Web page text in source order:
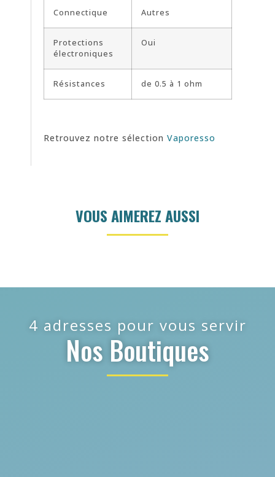
Connectique Autres
Protections
électroniques
Oui
Résistances de 0.5 à 1 ohm
Retrouvez notre sélection Vaporesso
VOUS AIMEREZ AUSSI
4 adresses pour vous servir
Nos Boutiques